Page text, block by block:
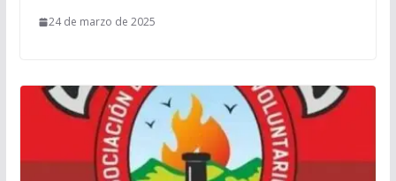
24 de marzo de 2025